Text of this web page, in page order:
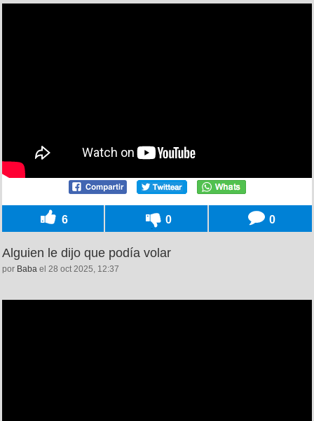
6 0 0
Alguien le dijo que podía volar
por Baba el 28 oct 2025, 12:37